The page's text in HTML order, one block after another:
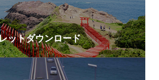
ットダウンロード